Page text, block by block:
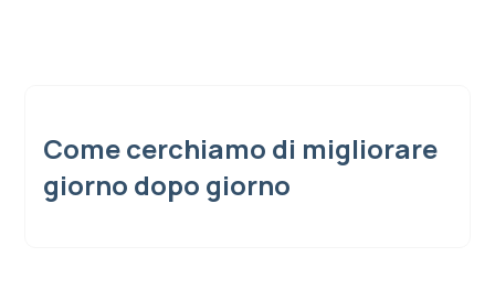
Come cerchiamo di migliorare
giorno dopo giorno